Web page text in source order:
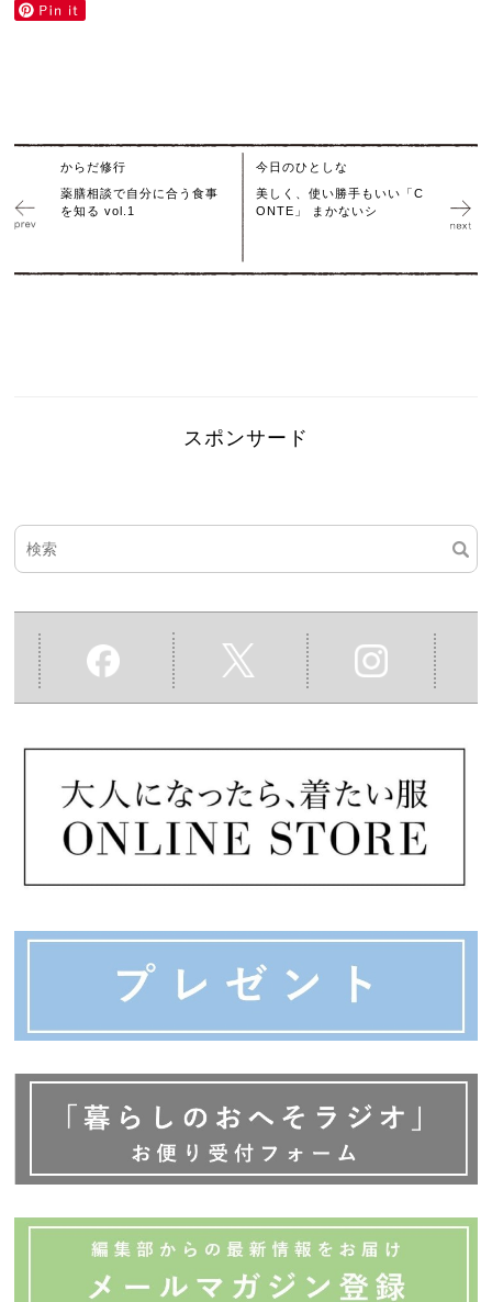
からだ修行
薬膳相談で自分に合う食事
を知る vol.1
今日のひとしな
美しく、使い勝手もいい「C
ONTE」 まかないシ
スポンサード